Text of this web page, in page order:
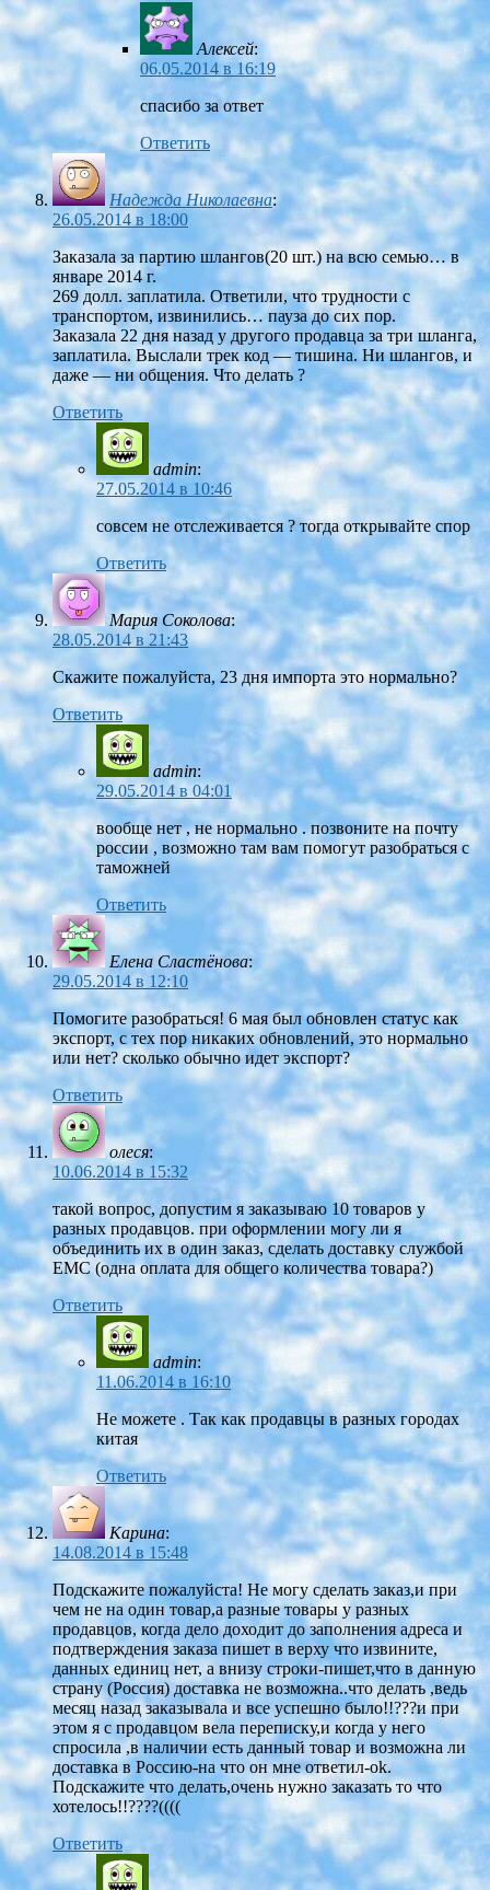
Алексей:
06.05.2014 в 16:19
спасибо за ответ
Ответить
Надежда Николаевна:
26.05.2014 в 18:00
Заказала за партию шлангов(20 шт.) на всю семью… в
январе 2014 г.
269 долл. заплатила. Ответили, что трудности с
транспортом, извинились… пауза до сих пор.
Заказала 22 дня назад у другого продавца за три шланга,
заплатила. Выслали трек код — тишина. Ни шлангов, и
даже — ни общения. Что делать ?
Ответить
admin:
27.05.2014 в 10:46
совсем не отслеживается ? тогда открывайте спор
Ответить
Мария Соколова:
28.05.2014 в 21:43
Скажите пожалуйста, 23 дня импорта это нормально?
Ответить
admin:
29.05.2014 в 04:01
вообще нет , не нормально . позвоните на почту
россии , возможно там вам помогут разобраться с
таможней
Ответить
Елена Сластёнова:
29.05.2014 в 12:10
Помогите разобраться! 6 мая был обновлен статус как
экспорт, с тех пор никаких обновлений, это нормально
или нет? сколько обычно идет экспорт?
Ответить
олеся:
10.06.2014 в 15:32
такой вопрос, допустим я заказываю 10 товаров у
разных продавцов. при оформлении могу ли я
объединить их в один заказ, сделать доставку службой
ЕМС (одна оплата для общего количества товара?)
Ответить
admin:
11.06.2014 в 16:10
Не можете . Так как продавцы в разных городах
китая
Ответить
Карина:
14.08.2014 в 15:48
Подскажите пожалуйста! Не могу сделать заказ,и при
чем не на один товар,а разные товары у разных
продавцов, когда дело доходит до заполнения адреса и
подтверждения заказа пишет в верху что извините,
данных единиц нет, а внизу строки-пишет,что в данную
страну (Россия) доставка не возможна..что делать ,ведь
месяц назад заказывала и все успешно было!!???и при
этом я с продавцом вела переписку,и когда у него
спросила ,в наличии есть данный товар и возможна ли
доставка в Россию-на что он мне ответил-ok.
Подскажите что делать,очень нужно заказать то что
хотелось!!????((((
Ответить